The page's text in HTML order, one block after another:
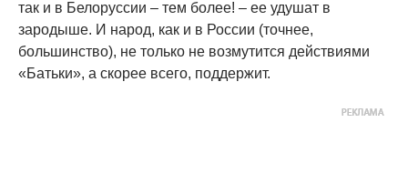
так и в Белоруссии – тем более! – ее удушат в
зародыше. И народ, как и в России (точнее,
большинство), не только не возмутится действиями
«Батьки», а скорее всего, поддержит.